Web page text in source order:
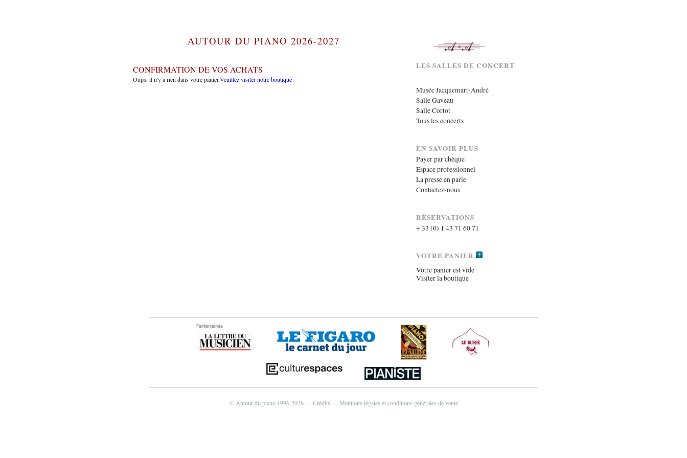
AUTOUR DU PIANO 2026-2027
CONFIRMATION DE VOS ACHATS
Oups, il n'y a rien dans votre panier.Veuillez visiter notre boutique
LES SALLES DE CONCERT
Musée Jacquemart-André
Salle Gaveau
Salle Cortot
Tous les concerts
EN SAVOIR PLUS
Payer par chèque
Espace professionnel
La presse en parle
Contactez-nous
RÉSERVATIONS
+ 33 (0) 1 43 71 60 71
VOTRE PANIER
Votre panier est vide
Visiter la boutique
© Autour du piano 1996-2026 —Crédits —Mentions légales et conditions générales de vente